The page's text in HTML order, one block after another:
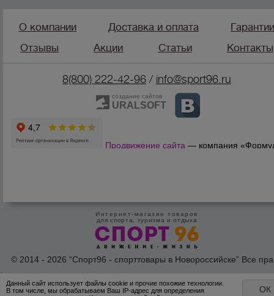
О компании Доставка и оплата
Отзывы
Акции Статьи Контакты
8(800) 222-42-96/ info@sport96.ru
создание сайтов
URALSOFT
Продвижение сайта — компания
Интернет-магазин товаров
для спорта, туризма и отдыха
© 2014 - 2026 “Спорт96 - спорттовары в Новороссийске” Все
Данный сайт использует файлы cookie и прочие похожие технологии.
В том числе, мы обрабатываем Ваш IP-адрес для определения
ОК